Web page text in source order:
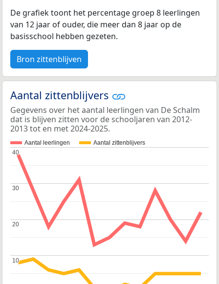
De grafiek toont het percentage groep 8 leerlingen
van 12 jaar of ouder, die meer dan 8 jaar op de
basisschool hebben gezeten.
Bron zittenblijven
Aantal zittenblijvers
Gegevens over het aantal leerlingen van De Schalm
dat is blijven zitten voor de schooljaren van 2012-
2013 tot en met 2024-2025.
Aantal leerlingen Aantal zittenblijvers
10
10
20
20
30
30
40
40